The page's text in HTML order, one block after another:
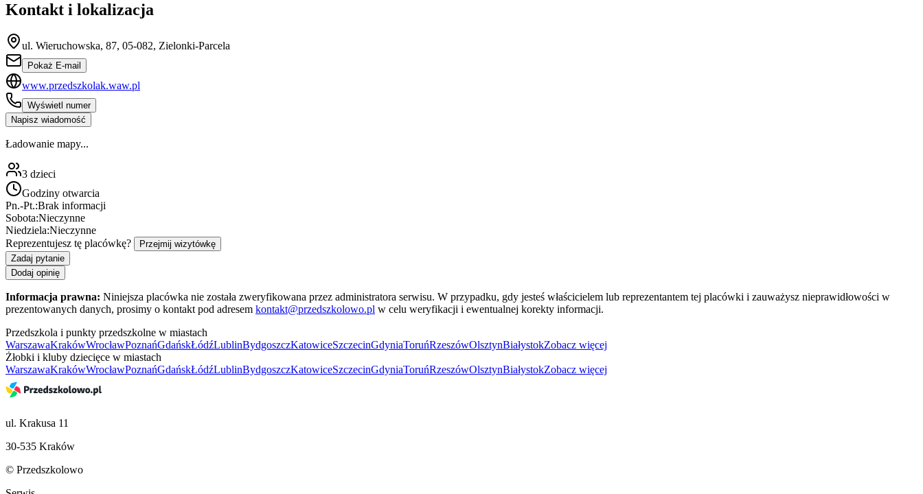
Kontakt i lokalizacja
ul. Wieruchowska, 87, 05-082, Zielonki-Parcela
Pokaż E-mail
www.przedszkolak.waw.pl
Wyświetl numer
Napisz wiadomość
Ładowanie mapy...
3 dzieci
Godziny otwarcia
Pn.-Pt.:Brak informacji
Sobota:Nieczynne
Niedziela:Nieczynne
Reprezentujesz tę placówkę?
Przejmij wizytówkę
Zadaj pytanie
Dodaj opinię
Informacja prawna: Niniejsza placówka nie została zweryfikowana przez administratora serwisu. W przypadku, gdy jesteś właścicielem lub reprezentantem tej placówki i zauważysz nieprawidłowości w
prezentowanych danych, prosimy o kontakt pod adresem kontakt@przedszkolowo.pl w celu weryfikacji i ewentualnej korekty informacji.
Przedszkola i punkty przedszkolne w miastach
WarszawaKrakówWrocławPoznańGdańskŁódźLublinBydgoszczKatowiceSzczecinGdyniaToruńRzeszówOlsztynBiałystokZobacz więcej
Żłobki i kluby dziecięce w miastach
WarszawaKrakówWrocławPoznańGdańskŁódźLublinBydgoszczKatowiceSzczecinGdyniaToruńRzeszówOlsztynBiałystokZobacz więcej
ul. Krakusa 11
30-535 Kraków
© Przedszkolowo